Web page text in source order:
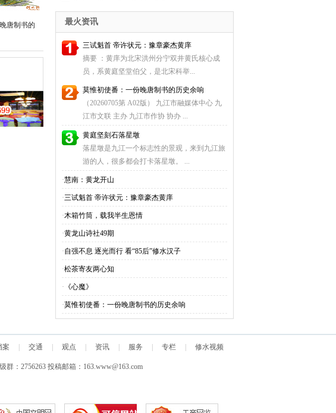
唐制书的
护工程，筑牢道
最火资讯
三试魁首 帝许状元：豫章豪杰黄庠
摘要 ：黄庠为北宋洪州分宁双井黄氏核心成
员，系黄庭坚堂伯父，是北宋科举...
莫惟初使番：一份晚唐制书的历史余响
（20260705第 A02版） 九江市融媒体中心 九
江市文联 主办 九江市作协 协办 ...
黄庭坚刻石落星墩
落星墩是九江一个标志性的景观，来到九江旅
游的人，很多都会打卡落星墩。 ...
·慧南：黄龙开山
·三试魁首 帝许状元：豫章豪杰黄庠
·木箱竹筒，载我半生恩情
·黄龙山诗社49期
·自强不息 逐光而行 看“85后”修水汉子
·松茶寄友两心知
· 《心魔》
·莫惟初使番：一份晚唐制书的历史余响
案 交通 观点 资讯 服务 专栏 修水视频
群：2756263 投稿邮箱：163.www@163.com